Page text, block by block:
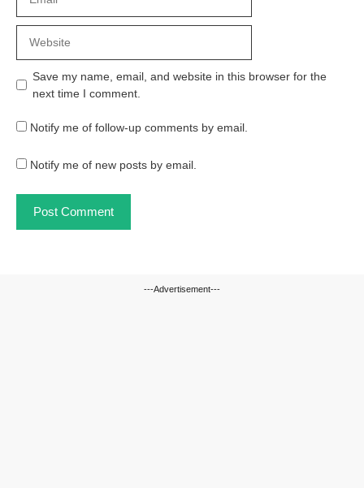
Save my name, email, and website in this browser for the
next time I comment.
Notify me of follow-up comments by email.
Notify me of new posts by email.
---Advertisement---